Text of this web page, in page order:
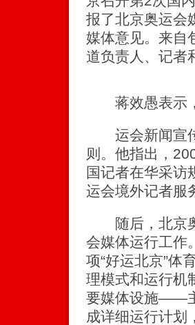
报了北京奥运会
媒体意见。来自
道负责人、记者
蒋效愚表示，
运会新闻宣传
则。他指出，
国记者在华采访
运会境外记者服
随后，北京奥
会媒体运行工作
项“好运北京”体
理模式和运行机
要媒体设施——
成详细运行计划